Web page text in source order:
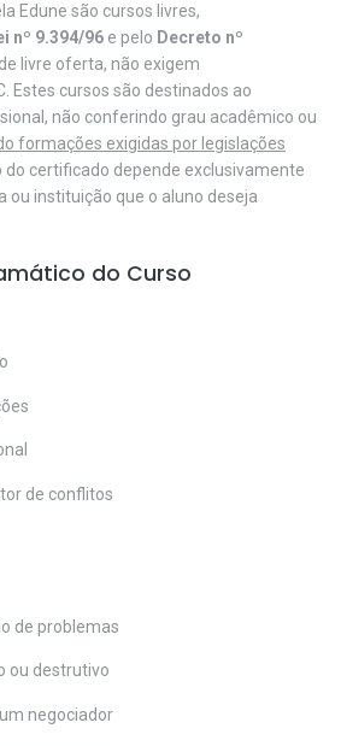
Edune são cursos livres,
nº 9.394/96 e pelo Decreto nº
de livre oferta, não exigem
Estes cursos são destinados ao
não conferindo grau acadêmico ou
formações exigidas por legislações
do certificado depende exclusivamente
ou instituição que o aluno deseja
do Curso
de conflitos
de problemas
ou destrutivo
negociador